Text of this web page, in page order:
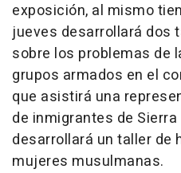
exposición, al mismo
jueves desarrollará dos
sobre los problemas de
grupos armados en el
que asistirá una
de inmigrantes de
desarrollará un taller de
mujeres musulmanas.